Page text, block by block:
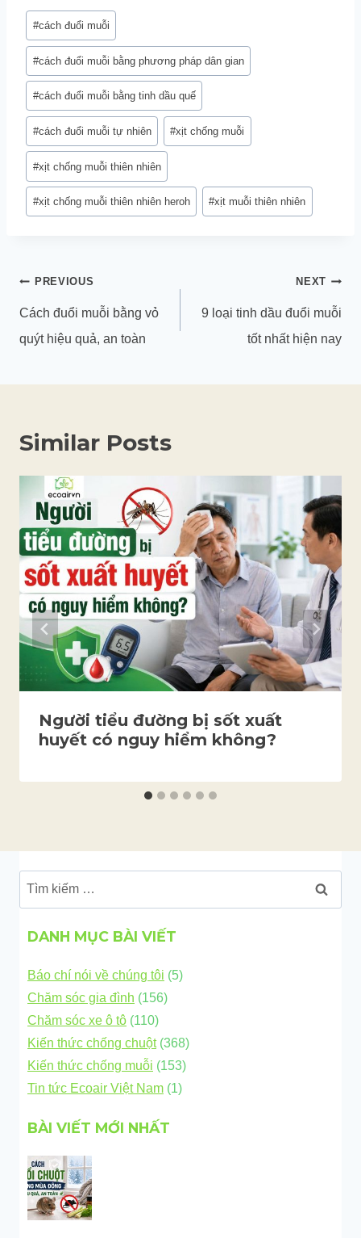
Post
Tags:
#cách đuổi muỗi
#cách đuổi muỗi bằng phương pháp dân gian
#cách đuổi muỗi bằng tinh dầu quế
#cách đuổi muỗi tự nhiên #xịt chống muỗi
#xịt chống muỗi thiên nhiên
#xịt chống muỗi thiên nhiên heroh #xịt muỗi thiên nhiên
Điều
hướng
bài
PREVIOUS
Cách đuổi muỗi bằng vỏ
quýt hiệu quả, an toàn
NEXT
9 loại tinh dầu đuổi muỗi
tốt nhất hiện nay
Similar Posts
Người tiểu đường bị sốt xuất
huyết có nguy hiểm không?
Tìm
kiếm
cho:
DANH MỤC BÀI VIẾT
Báo chí nói về chúng tôi (5)
Chăm sóc gia đình (156)
Chăm sóc xe ô tô (110)
Kiến thức chống chuột(368)
Kiến thức chống muỗi (153)
Tin tức Ecoair Việt Nam (1)
BÀI VIẾT MỚI NHẤT